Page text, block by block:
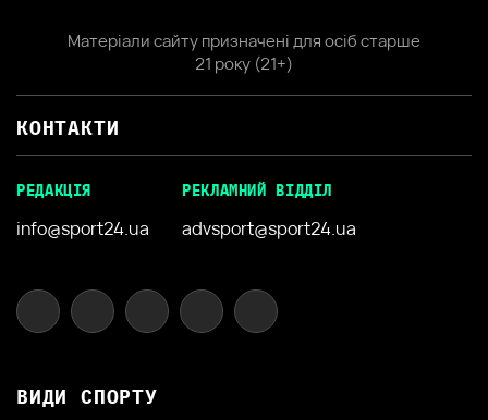
Матеріали сайту призначені для осіб старше
21 року (21+)
КОНТАКТИ
РЕДАКЦІЯ
info@sport24.ua
РЕКЛАМНИЙ ВІДДІЛ
advsport@sport24.ua
ВИДИ СПОРТУ